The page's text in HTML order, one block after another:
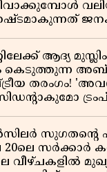
വലിയ
ആദ്യ മുസ്ലിം
കെടുത്തുന്ന
തരംഗം!
സുഗതന്റെ
സർക്കാർ
വീഴ്ചകളിൽ